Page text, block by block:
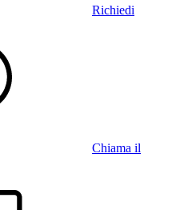
Richiedi
Chiama il